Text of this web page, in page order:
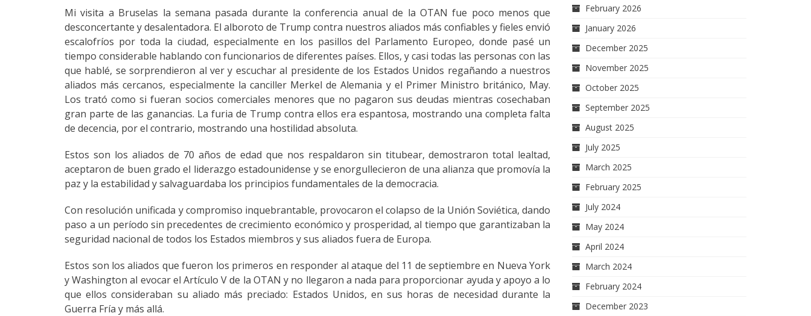
Mi visita a Bruselas la semana pasada durante la conferencia anual de la OTAN fue poco menos que
desconcertante y desalentadora. El alboroto de Trump contra nuestros aliados más confiables y fieles envió
escalofríos por toda la ciudad, especialmente en los pasillos del Parlamento Europeo, donde pasé un
tiempo considerable hablando con funcionarios de diferentes países. Ellos, y casi todas las personas con las
que hablé, se sorprendieron al ver y escuchar al presidente de los Estados Unidos regañando a nuestros
aliados más cercanos, especialmente la canciller Merkel de Alemania y el Primer Ministro británico, May.
Los trató como si fueran socios comerciales menores que no pagaron sus deudas mientras cosechaban
gran parte de las ganancias. La furia de Trump contra ellos era espantosa, mostrando una completa falta
de decencia, por el contrario, mostrando una hostilidad absoluta.
Estos son los aliados de 70 años de edad que nos respaldaron sin titubear, demostraron total lealtad,
aceptaron de buen grado el liderazgo estadounidense y se enorgullecieron de una alianza que promovía la
paz y la estabilidad y salvaguardaba los principios fundamentales de la democracia.
Con resolución unificada y compromiso inquebrantable, provocaron el colapso de la Unión Soviética, dando
paso a un período sin precedentes de crecimiento económico y prosperidad, al tiempo que garantizaban la
seguridad nacional de todos los Estados miembros y sus aliados fuera de Europa.
Estos son los aliados que fueron los primeros en responder al ataque del 11 de septiembre en Nueva York
y Washington al evocar el Artículo V de la OTAN y no llegaron a nada para proporcionar ayuda y apoyo a lo
que ellos consideraban su aliado más preciado: Estados Unidos, en sus horas de necesidad durante la
Guerra Fría y más allá.
February 2026
January 2026
December 2025
November 2025
October 2025
September 2025
August 2025
July 2025
March 2025
February 2025
July 2024
May 2024
April 2024
March 2024
February 2024
December 2023